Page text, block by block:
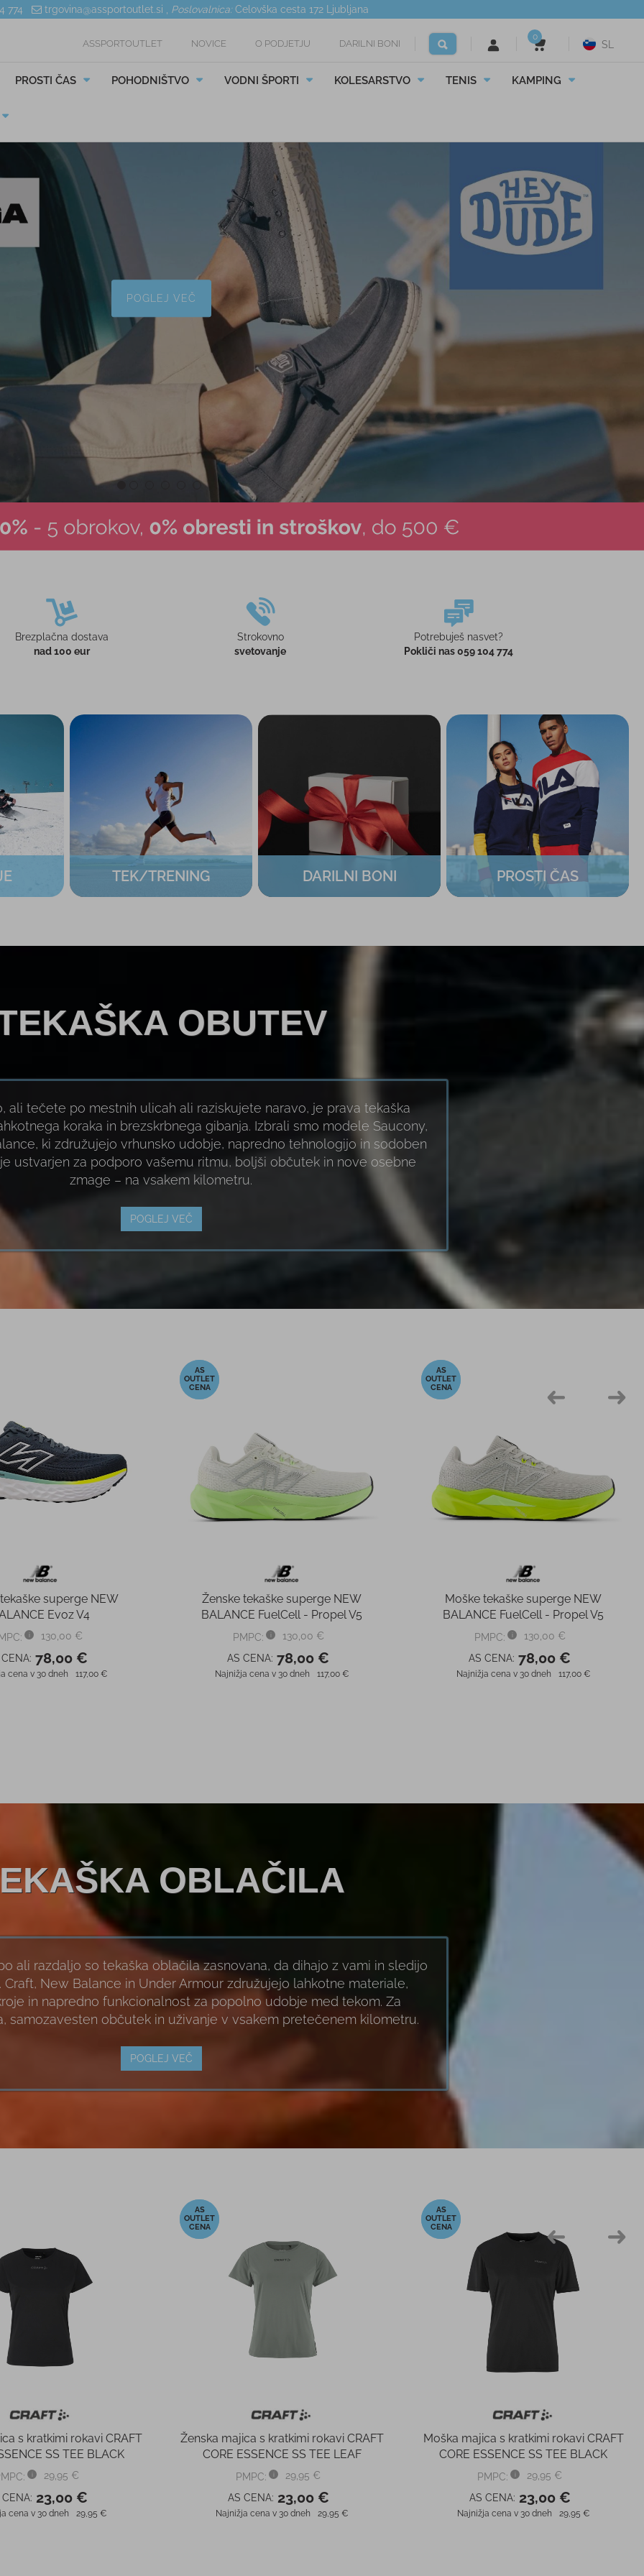
774 trgovina@assportoutlet.si Poslovalnica: Celovška cesta 172Ljubljana
ASSPORTOUTLET NOVICE O PODJETJU DARILNI BONI
0
SL
PROSTI ČAS POHODNIŠTVO VODNI ŠPORTI KOLESARSTVO TENIS KAMPING
POGLEJ VEČ
Brezplačna dostava
nad 100 eur
Strokovno
svetovanje
Potrebuješ nasvet?
Pokliči nas 059 104 774
TEK/TRENING DARILNI BONI PROSTI ČAS
OBUTEV
ali tečete po mestnih ulicah ali raziskujete naravo, je prava tekaška
koraka in brezskrbnega gibanja. Izbrali smo modele Saucony,
ki združujejo vrhunsko udobje, napredno tehnologijo in sodoben
je ustvarjen za podporo vašemu ritmu, boljši občutek in nove osebne
zmage – na vsakem kilometru.
POGLEJ VEČ
superge NEW
Evoz V4
130,00 €
78,00 €
cena v 30 dneh 117,00 €
-40%
Ženske tekaške superge NEW
BALANCE FuelCell - Propel V5
PMPC:
130,00 €
AS CENA: 78,00 €
Najnižja cena v 30 dneh 117,00 €
-40%
Moške tekaške superge NEW
BALANCE FuelCell - Propel V5
PMPC:
130,00 €
AS CENA: 78,00 €
Najnižja cena v 30 dneh 117,00 €
OBLAČILA
ali razdaljo so tekaška oblačila zasnovana, da dihajo z vami in sledijo
Craft, New Balance in Under Armour združujejo lahkotne materiale,
in napredno funkcionalnost za popolno udobje med tekom. Za
samozavesten občutek in uživanje v vsakem pretečenem kilometru.
POGLEJ VEČ
s kratkimi rokavi CRAFT
SS TEE BLACK
29,95 €
CENA: 23,00 €
cena v 30 dneh 29,95 €
-23%
Ženska majica s kratkimi rokavi CRAFT
CORE ESSENCE SS TEE LEAF
PMPC:
29,95 €
AS CENA: 23,00 €
Najnižja cena v 30 dneh 29,95 €
-23%
Moška majica s kratkimi rokavi CRAFT
CORE ESSENCE SS TEE BLACK
PMPC:
29,95 €
AS CENA: 23,00 €
Najnižja cena v 30 dneh 29,95 €